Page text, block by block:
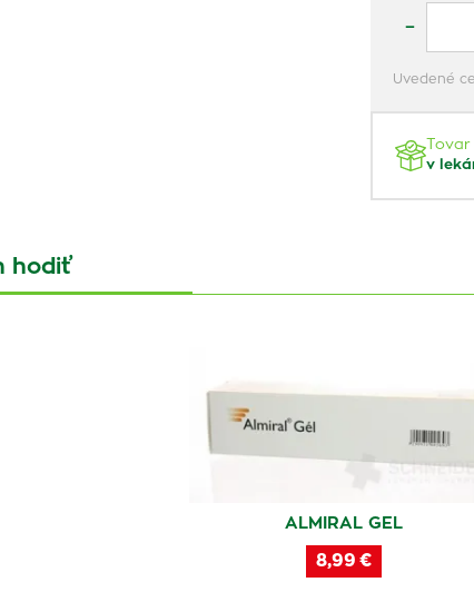
–
Uvedené
v
hodiť
ALMIRAL GEL
8,99 €